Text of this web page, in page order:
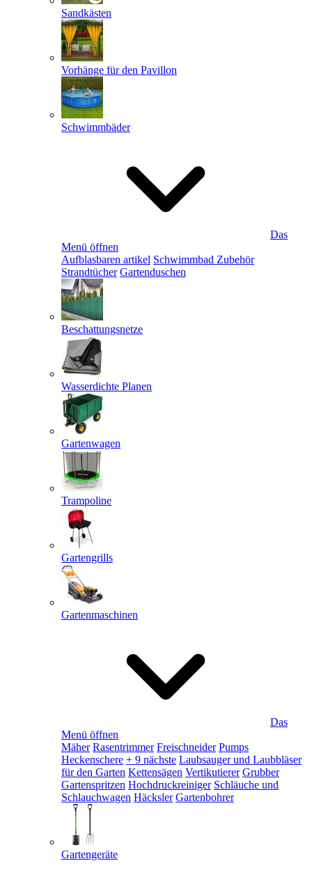
Sandkästen
Vorhänge für den Pavillon
Schwimmbäder
Das
Menü öffnen
Aufblasbaren artikel Schwimmbad Zubehör
Strandtücher Gartenduschen
Beschattungsnetze
Wasserdichte Planen
Gartenwagen
Trampoline
Gartengrills
Gartenmaschinen
Das
Menü öffnen
Mäher Rasentrimmer Freischneider Pumps
Heckenschere + 9 nächste Laubsauger und Laubbläser
für den Garten Kettensägen Vertikutierer Grubber
Gartenspritzen Hochdruckreiniger Schläuche und
Schlauchwagen Häcksler Gartenbohrer
Gartengeräte